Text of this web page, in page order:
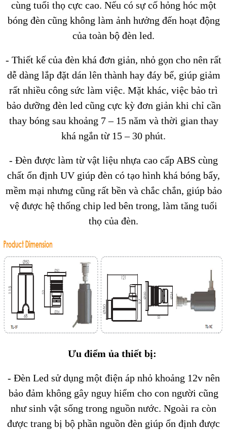
cùng tuổi thọ cực cao. Nếu có sự cố hỏng hóc một
bóng đèn cũng không làm ảnh hưởng đến hoạt động
của toàn bộ đèn led.
- Thiết kế của đèn khá đơn giản, nhỏ gọn cho nên rất
dễ dàng lắp đặt dán lên thành hay đáy bể, giúp giảm
rất nhiều công sức làm việc. Mặt khác, việc bảo trì
bảo dưỡng đèn led cũng cực kỳ đơn giản khi chỉ cần
thay bóng sau khoảng 7 – 15 năm và thời gian thay
khá ngắn từ 15 – 30 phút.
- Đèn được làm từ vật liệu nhựa cao cấp ABS cùng
chất ổn định UV giúp đèn có tạo hình khá bóng bẩy,
mềm mại nhưng cũng rất bền và chắc chắn, giúp bảo
vệ được hệ thống chip led bên trong, làm tăng tuổi
thọ của đèn.
Ưu điểm ủa thiết bị:
- Đèn Led sử dụng một điện áp nhỏ khoảng 12v nên
bảo đảm không gây nguy hiểm cho con người cũng
như sinh vật sống trong nguồn nước. Ngoài ra còn
được trang bị bộ phần nguồn đèn giúp ổn định được